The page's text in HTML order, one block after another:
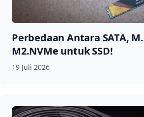
Perbedaan Antara SATA,
M2.NVMe untuk SSD!
19 Juli 2026